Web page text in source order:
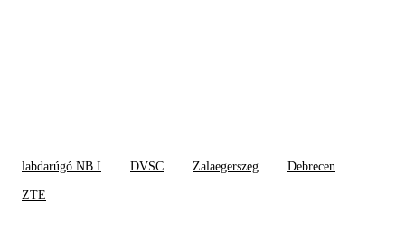
labdarúgó NB I DVSC Zalaegerszeg Debrecen
ZTE